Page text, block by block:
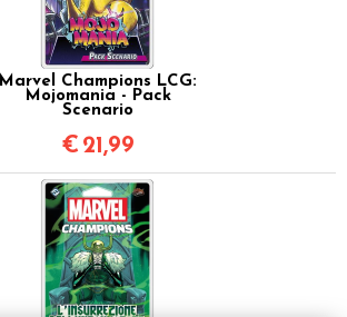
Marvel Champions LCG:
Mojomania - Pack
Scenario
€ 21,99